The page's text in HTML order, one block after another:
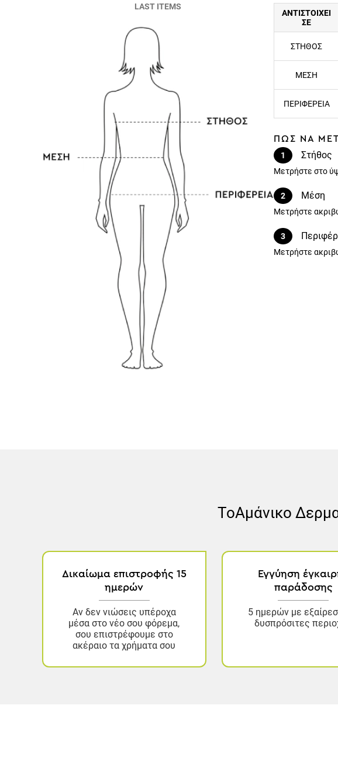
LAST ITEMS
ΑΝΤΙΣΤΟΙΧΕΙ
ΣΕ
ΣΤΗΘΟΣ
ΜΕΣΗ
ΠΕΡΙΦΕΡΕΙΑ
ΠΩΣ ΝΑ
1
Στήθος
Μετρήστε στο
2 Μέση
Μετρήστε
3
Μετρήστε
ΤοΑμάνικο
Δικαίωμα επιστροφής 15
ημερών
Αν δεν νιώσεις υπέροχα
μέσα στο νέο σου φόρεμα,
σου επιστρέφουμε στο
ακέραιο τα χρήματα σου
Εγγύηση
παράδοσης
5 ημερών με
δυσπρόσιτες